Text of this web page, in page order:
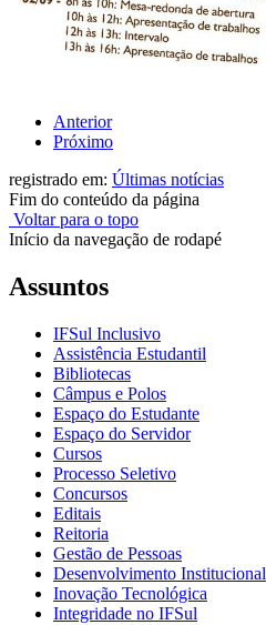
Anterior
Próximo
registrado em: Últimas notícias
Fim do conteúdo da página
Voltar para o topo
Início da navegação de rodapé
Assuntos
IFSul Inclusivo
Assistência Estudantil
Bibliotecas
Câmpus e Polos
Espaço do Estudante
Espaço do Servidor
Cursos
Processo Seletivo
Concursos
Editais
Reitoria
Gestão de Pessoas
Desenvolvimento Institucional
Inovação Tecnológica
Integridade no IFSul